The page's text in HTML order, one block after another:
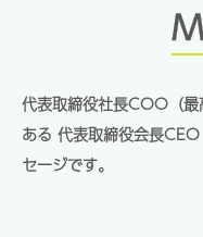
代表取締役社長COO（
ある 代表取締役会長
セージです。